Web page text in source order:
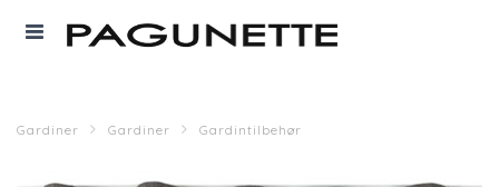
Gardiner Gardiner Gardintilbehør